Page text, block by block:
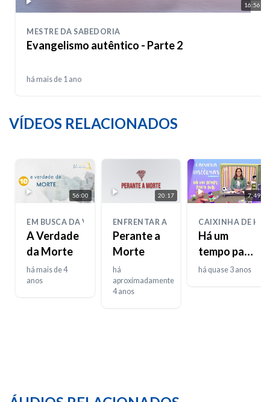
16:56
MESTRE DA SABEDORIA
Evangelismo autêntico - Parte 2
há mais de 1 ano
VÍDEOS RELACIONADOS
56:00
EM BUSCA DA VERDADE
A Verdade
da Morte
há mais de 4
anos
20:17
ENFRENTAR A DOR
Perante a
Morte
há
aproximadamente
4 anos
7:49
CAIXINHA DE
Há um
tempo para
tudo
há quase 3 anos